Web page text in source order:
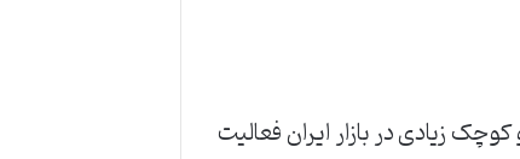
زیادی در بازار ایران فعالیت